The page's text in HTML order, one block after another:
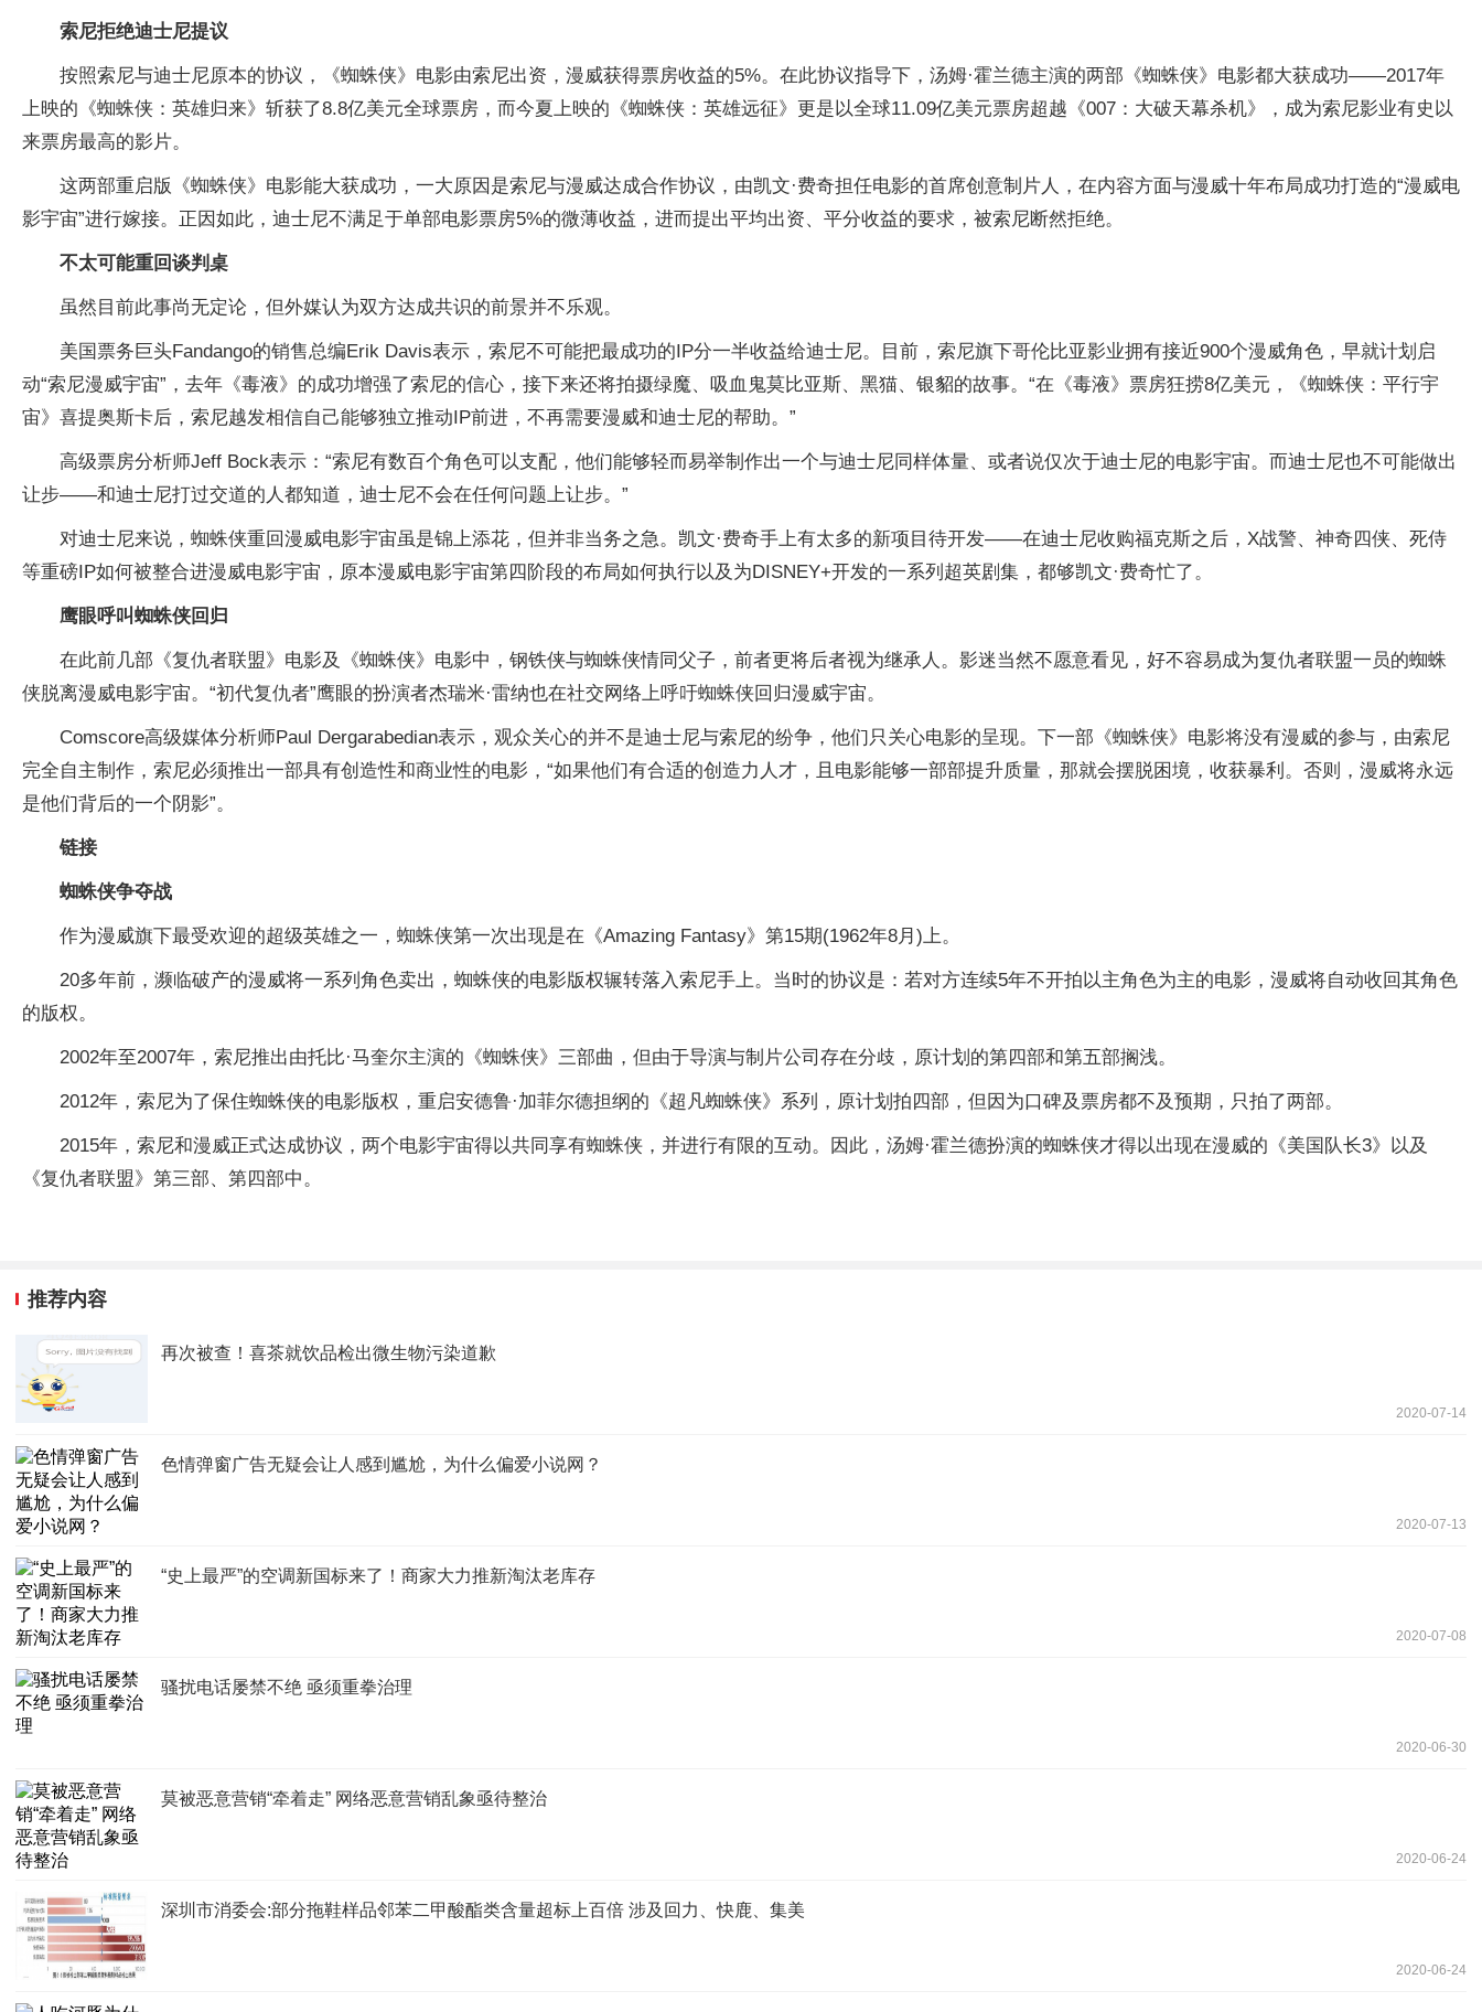
索尼拒绝迪士尼提议
按照索尼与迪士尼原本的协议，《蜘蛛侠》电影由索尼出资，漫威获得票房收益的5%。在此协议指导下，汤姆·霍兰德主演的两部《蜘蛛侠》电影都大获成功——2017年
上映的《蜘蛛侠：英雄归来》斩获了8.8亿美元全球票房，而今夏上映的《蜘蛛侠：英雄远征》更是以全球11.09亿美元票房超越《007：大破天幕杀机》，成为索尼影业有史以
来票房最高的影片。
这两部重启版《蜘蛛侠》电影能大获成功，一大原因是索尼与漫威达成合作协议，由凯文·费奇担任电影的首席创意制片人，在内容方面与漫威十年布局成功打造的“漫威电
影宇宙”进行嫁接。正因如此，迪士尼不满足于单部电影票房5%的微薄收益，进而提出平均出资、平分收益的要求，被索尼断然拒绝。
不太可能重回谈判桌
虽然目前此事尚无定论，但外媒认为双方达成共识的前景并不乐观。
美国票务巨头Fandango的销售总编Erik Davis表示，索尼不可能把最成功的IP分一半收益给迪士尼。目前，索尼旗下哥伦比亚影业拥有接近900个漫威角色，早就计划启
动“索尼漫威宇宙”，去年《毒液》的成功增强了索尼的信心，接下来还将拍摄绿魔、吸血鬼莫比亚斯、黑猫、银貂的故事。“在《毒液》票房狂捞8亿美元，《蜘蛛侠：平行宇
宙》喜提奥斯卡后，索尼越发相信自己能够独立推动IP前进，不再需要漫威和迪士尼的帮助。”
高级票房分析师Jeff Bock表示：“索尼有数百个角色可以支配，他们能够轻而易举制作出一个与迪士尼同样体量、或者说仅次于迪士尼的电影宇宙。而迪士尼也不可能做出
让步——和迪士尼打过交道的人都知道，迪士尼不会在任何问题上让步。”
对迪士尼来说，蜘蛛侠重回漫威电影宇宙虽是锦上添花，但并非当务之急。凯文·费奇手上有太多的新项目待开发——在迪士尼收购福克斯之后，X战警、神奇四侠、死侍
等重磅IP如何被整合进漫威电影宇宙，原本漫威电影宇宙第四阶段的布局如何执行以及为DISNEY+开发的一系列超英剧集，都够凯文·费奇忙了。
鹰眼呼叫蜘蛛侠回归
在此前几部《复仇者联盟》电影及《蜘蛛侠》电影中，钢铁侠与蜘蛛侠情同父子，前者更将后者视为继承人。影迷当然不愿意看见，好不容易成为复仇者联盟一员的蜘蛛
侠脱离漫威电影宇宙。“初代复仇者”鹰眼的扮演者杰瑞米·雷纳也在社交网络上呼吁蜘蛛侠回归漫威宇宙。
Comscore高级媒体分析师Paul Dergarabedian表示，观众关心的并不是迪士尼与索尼的纷争，他们只关心电影的呈现。下一部《蜘蛛侠》电影将没有漫威的参与，由索尼
完全自主制作，索尼必须推出一部具有创造性和商业性的电影，“如果他们有合适的创造力人才，且电影能够一部部提升质量，那就会摆脱困境，收获暴利。否则，漫威将永远
是他们背后的一个阴影”。
链接
蜘蛛侠争夺战
作为漫威旗下最受欢迎的超级英雄之一，蜘蛛侠第一次出现是在《Amazing Fantasy》第15期(1962年8月)上。
20多年前，濒临破产的漫威将一系列角色卖出，蜘蛛侠的电影版权辗转落入索尼手上。当时的协议是：若对方连续5年不开拍以主角色为主的电影，漫威将自动收回其角色
的版权。
2002年至2007年，索尼推出由托比·马奎尔主演的《蜘蛛侠》三部曲，但由于导演与制片公司存在分歧，原计划的第四部和第五部搁浅。
2012年，索尼为了保住蜘蛛侠的电影版权，重启安德鲁·加菲尔德担纲的《超凡蜘蛛侠》系列，原计划拍四部，但因为口碑及票房都不及预期，只拍了两部。
2015年，索尼和漫威正式达成协议，两个电影宇宙得以共同享有蜘蛛侠，并进行有限的互动。因此，汤姆·霍兰德扮演的蜘蛛侠才得以出现在漫威的《美国队长3》以及
《复仇者联盟》第三部、第四部中。
推荐内容
再次被查！喜茶就饮品检出微生物污染道歉
2020-07-14
色情弹窗广告无疑会让人感到尴尬，为什么偏爱小说网？
2020-07-13
“史上最严”的空调新国标来了！商家大力推新淘汰老库存
2020-07-08
骚扰电话屡禁不绝 亟须重拳治理
2020-06-30
莫被恶意营销“牵着走” 网络恶意营销乱象亟待整治
2020-06-24
深圳市消委会:部分拖鞋样品邻苯二甲酸酯类含量超标上百倍 涉及回力、快鹿、集美
2020-06-24